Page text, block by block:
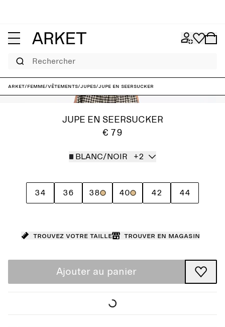
Rechercher
ARKET/Femme/Vêtements/Jupes/Jupe en seersucker
JUPE EN SEERSUCKER
€ 79
BLANC/NOIR +2
34 36 38 40 42 44
Trouvez votre taille Trouver en magasin
Ajouter au panier